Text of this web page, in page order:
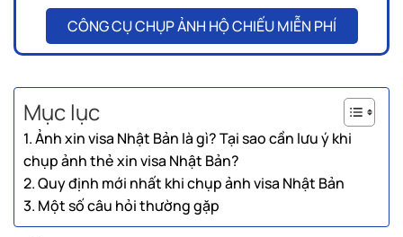
CÔNG CỤ CHỤP ẢNH HỘ CHIẾU MIỄN PHÍ
Mục lục
1. Ảnh xin visa Nhật Bản là gì? Tại sao cần lưu ý khi
chụp ảnh thẻ xin visa Nhật Bản?
2. Quy định mới nhất khi chụp ảnh visa Nhật Bản
3. Một số câu hỏi thường gặp